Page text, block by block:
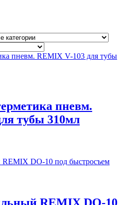
пневм.
тубы 310мл
REMIX DO-10